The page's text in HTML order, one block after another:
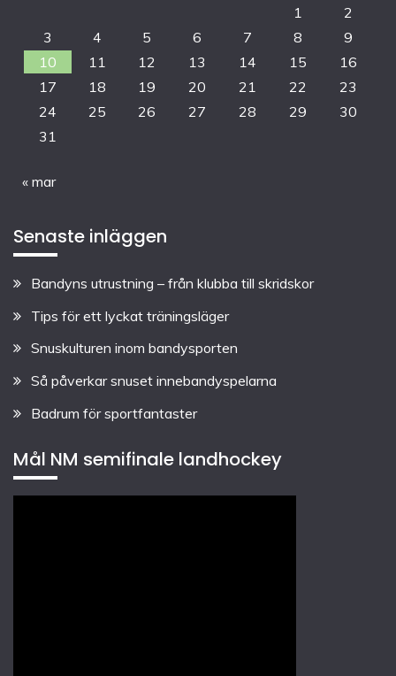
1
2
3
4 5 6 7 8
9
10
11 12 13 14 15
16
17
18 19 20 21 22
23
24
25 26 27 28 29
30
31
« mar
Senaste inläggen
Bandyns utrustning – från klubba till skridskor
Tips för ett lyckat träningsläger
Snuskulturen inom bandysporten
Så påverkar snuset innebandyspelarna
Badrum för sportfantaster
Mål NM semifinale landhockey